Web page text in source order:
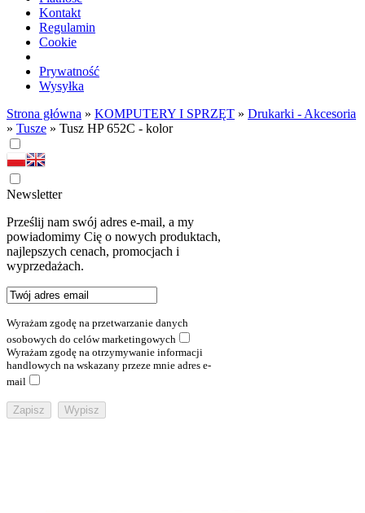
Kontakt
Regulamin
Cookie
Prywatność
Wysyłka
Strona główna » KOMPUTERY I SPRZĘT » Drukarki - Akcesoria
» Tusze » Tusz HP 652C - kolor
Newsletter
Prześlij nam swój adres e-mail, a my
powiadomimy Cię o nowych produktach,
najlepszych cenach, promocjach i
wyprzedażach.
Wyrażam zgodę na przetwarzanie danych
osobowych do celów marketingowych
Wyrażam zgodę na otrzymywanie informacji
handlowych na wskazany przeze mnie adres e-
mail